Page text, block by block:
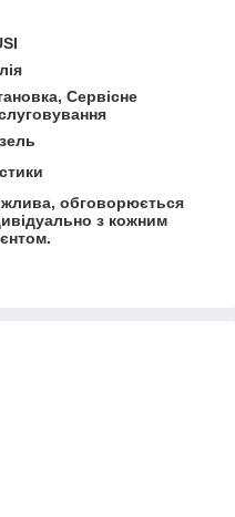
Сервісне
обговорюється
з кожним